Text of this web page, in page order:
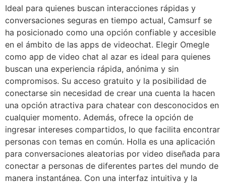
Ideal para quienes buscan interacciones rápidas y
conversaciones seguras en tiempo actual, Camsurf se
ha posicionado como una opción confiable y accesible
en el ámbito de las apps de videochat. Elegir Omegle
como app de video chat al azar es ideal para quienes
buscan una experiencia rápida, anónima y sin
compromisos. Su acceso gratuito y la posibilidad de
conectarse sin necesidad de crear una cuenta la hacen
una opción atractiva para chatear con desconocidos en
cualquier momento. Además, ofrece la opción de
ingresar intereses compartidos, lo que facilita encontrar
personas con temas en común. Holla es una aplicación
para conversaciones aleatorias por video diseñada para
conectar a personas de diferentes partes del mundo de
manera instantánea. Con una interfaz intuitiva y la